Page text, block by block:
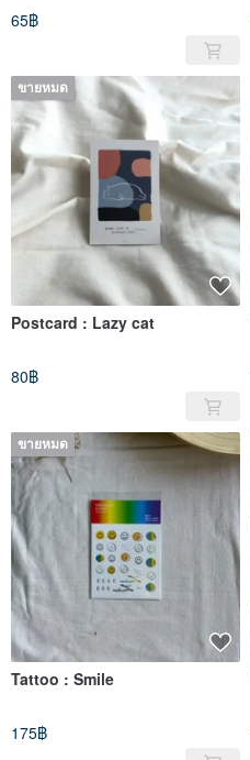
65฿
ขายหมด
Postcard : Lazy cat
80฿
ขายหมด
Tattoo : Smile
175฿